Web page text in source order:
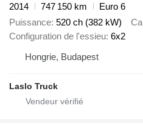
2014
747 150 km
Euro 6
Puissance 520 ch (382 kW)
Configuration de l'essieu 6x2
Hongrie, Budapest
Laslo Truck